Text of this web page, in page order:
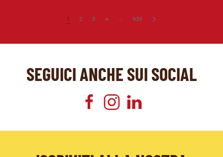
1 2 3 4 … 939
SEGUICI ANCHE SUI SOCIAL